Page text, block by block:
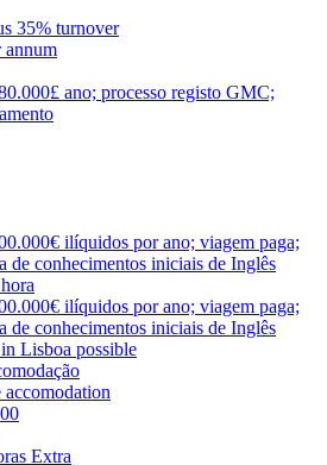
35% turnover
annum
ano; processo registo GMC;
ilíquidos por ano; viagem paga;
de conhecimentos iniciais de Inglês
ilíquidos por ano; viagem paga;
de conhecimentos iniciais de Inglês
Lisboa possible
accomodation
Extra